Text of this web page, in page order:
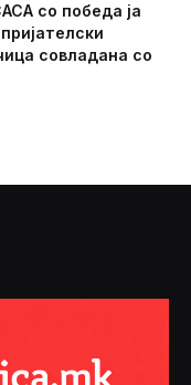
со победа ја
совладана со